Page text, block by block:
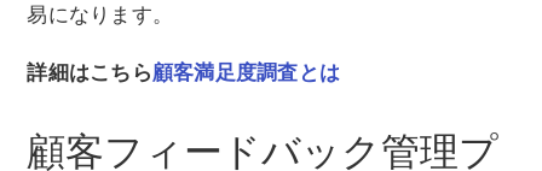
易になります。
詳細はこちら顧客満足度調査とは
顧客フィードバック管理プ